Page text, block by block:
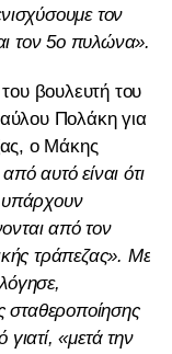
τον
τον 5ο πυλώνα».
βουλευτή του
Πολάκη για
ο Μάκης
αυτό είναι ότι
υπάρχουν
από τον
τράπεζας». Με
σταθεροποίησης
«μετά την